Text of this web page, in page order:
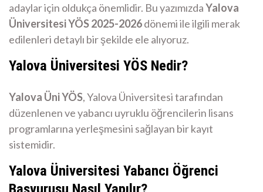
adaylar için oldukça önemlidir. Bu yazımızdaYalova
Üniversitesi YÖS 2025-2026dönemi ile ilgili merak
edilenleri detaylı bir şekilde ele alıyoruz.
Yalova Üniversitesi YÖS Nedir?
Yalova Üni YÖS, Yalova Üniversitesi tarafından
düzenlenen ve yabancı uyruklu öğrencilerin lisans
programlarına yerleşmesini sağlayan bir kayıt
sistemidir.
Yalova Üniversitesi Yabancı Öğrenci
Başvurusu Nasıl Yapılır?